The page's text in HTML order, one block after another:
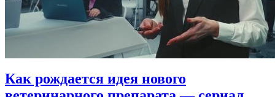
Как рождается идея нового